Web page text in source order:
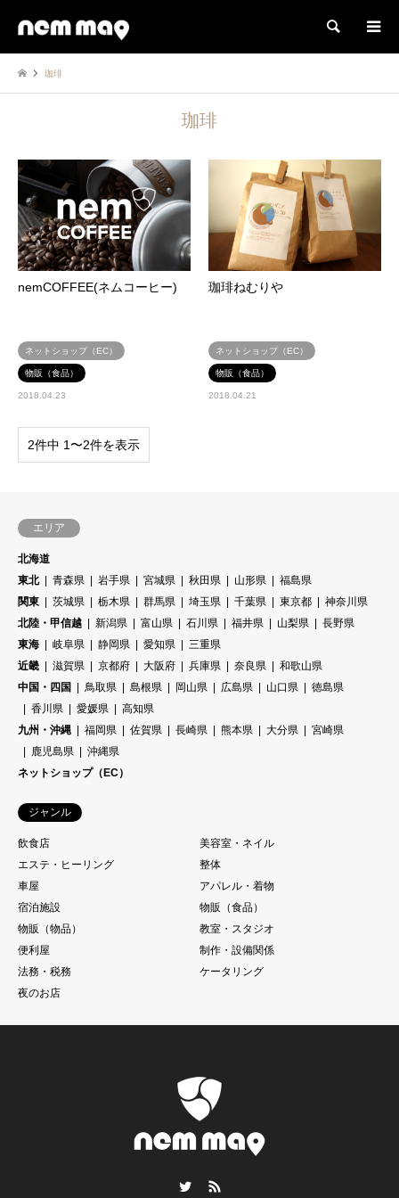
検索
珈琲
珈琲
nemCOFFEE(ネムコーヒー)
ネットショップ（EC）
物販（食品）
2018.04.23
珈琲ねむりや
ネットショップ（EC）
物販（食品）
2018.04.21
2件中 1〜2件を表示
エリア
北海道
東北
青森県 岩手県 宮城県 秋田県 山形県
福島県
関東
茨城県 栃木県 群馬県 埼玉県 千葉県 東京都
神奈川県
北陸・甲信越
新潟県 富山県 石川県 福井県 山梨県
長野県
東海
岐阜県 静岡県 愛知県
三重県
近畿
滋賀県 京都府 大阪府 兵庫県 奈良県
和歌山県
中国・四国
鳥取県 島根県 岡山県 広島県 山口県
徳島県
香川県
愛媛県
高知県
九州・沖縄
福岡県 佐賀県 長崎県 熊本県 大分県
宮崎県
鹿児島県
沖縄県
ネットショップ（EC）
ジャンル
飲食店
美容室・ネイル
エステ・ヒーリング
整体
車屋
アパレル・着物
宿泊施設
物販（食品）
物販（物品）
教室・スタジオ
便利屋
制作・設備関係
法務・税務
ケータリング
夜のお店